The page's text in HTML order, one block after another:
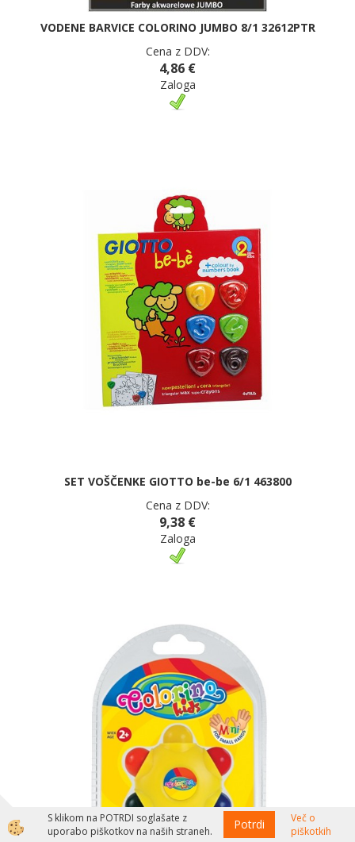
VODENE BARVICE COLORINO JUMBO 8/1 32612PTR
Cena z DDV:
4,86 €
Zaloga
SET VOŠČENKE GIOTTO be-be 6/1 463800
Cena z DDV:
9,38 €
Zaloga
S klikom na POTRDI soglašate z
uporabo piškotkov na naših straneh.
Potrdi
Več o
piškotkih